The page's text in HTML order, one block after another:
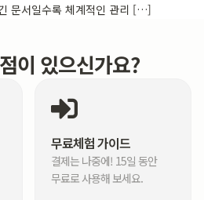
문서일수록 체계적인 관리 […]
이 있으신가요?
무료체험 가이드
결제는 나중에! 15일 동안
무료로 사용해 보세요.